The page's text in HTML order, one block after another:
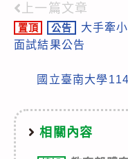
Read
more
上一篇文章
置頂 公告
大手牽
面試結果公告
國立臺南大學
相關內容